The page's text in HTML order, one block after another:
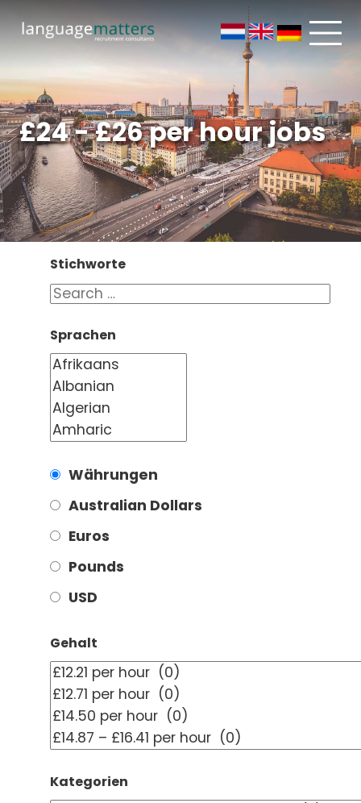
£24 - £26 per hour jobs
Stichworte
Sprachen
Währungen
Australian Dollars
Euros
Pounds
USD
Gehalt
Kategorien